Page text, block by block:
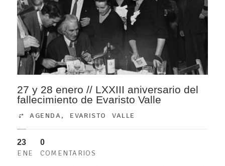
27 y 28 enero // LXXIII aniversario del
fallecimiento de Evaristo Valle
AGENDA, EVARISTO VALLE
23
ENE
0
COMENTARIOS